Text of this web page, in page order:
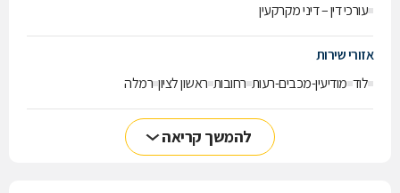
עורכי דין – דיני מקרקעין
אזורי שירות
לוד מודיעין-מכבים-רעות רחובות ראשון לציון רמלה
להמשך קריאה